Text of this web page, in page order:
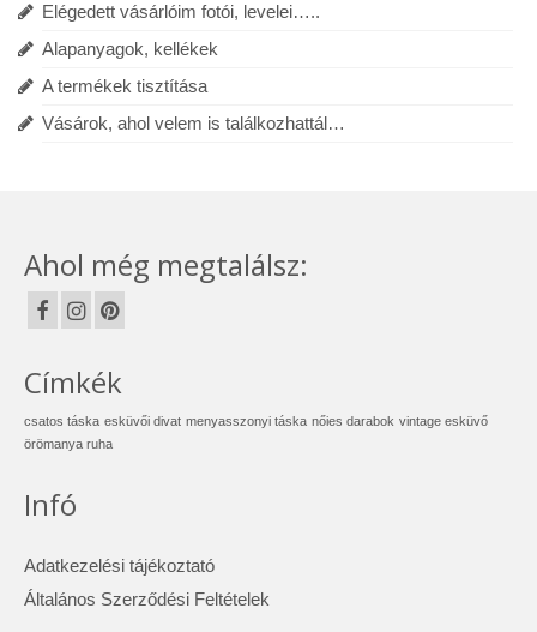
Elégedett vásárlóim fotói, levelei…..
Alapanyagok, kellékek
A termékek tisztítása
Vásárok, ahol velem is találkozhattál…
Ahol még megtalálsz:
Címkék
csatos táska esküvői divat menyasszonyi táska nőies darabok vintage esküvő
örömanya ruha
Infó
Adatkezelési tájékoztató
Általános Szerződési Feltételek